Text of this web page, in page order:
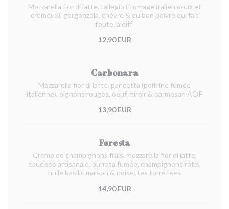
Mozzarella fior di latte, tallegio (fromage italien doux et
crémeux), gorgonzola, chèvre & du bon poivre qui fait
toute la diff'
12,90 EUR
Carbonara
Mozzarella fior di latte, pancetta (poitrine fumée
italienne), oignons rouges, oeuf miroir & parmesan AOP
13,90 EUR
Foresta
Crème de champignons frais, mozzarella fior di latte,
saucisse artisanale, burrata fumée, champignons rôtis,
huile basilic maison & noisettes torréfiées
14,90 EUR